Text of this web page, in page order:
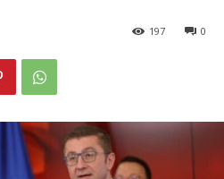
0
197